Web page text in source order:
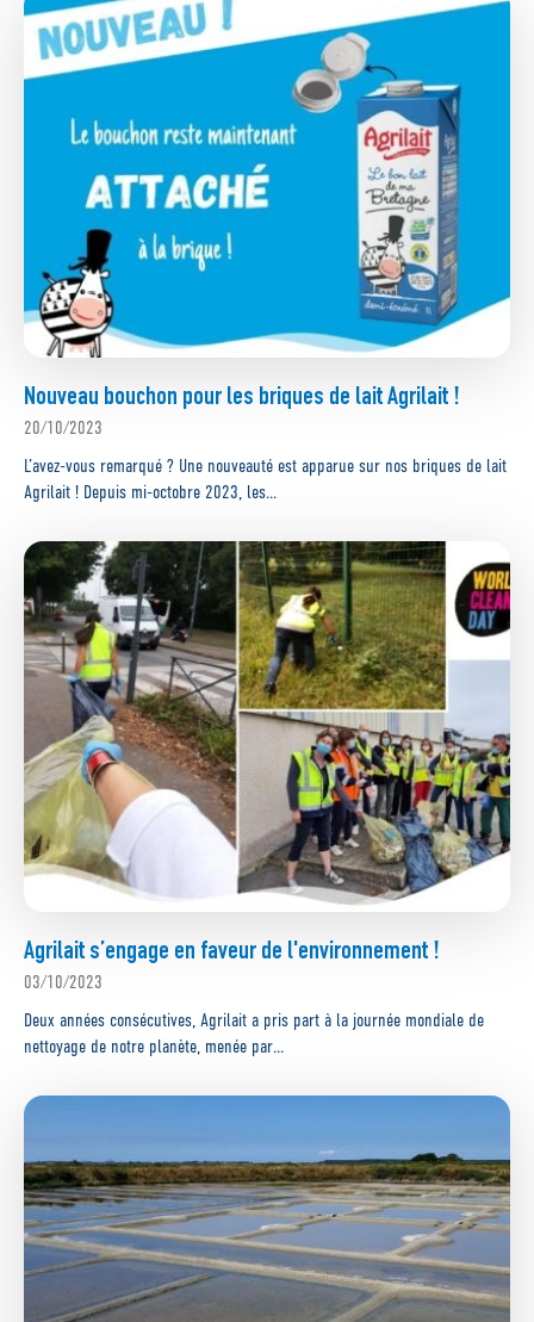
Nouveau bouchon pour les briques de lait Agrilait !
20/10/2023
L’avez-vous remarqué ? Une nouveauté est apparue sur nos briques de lait
Agrilait ! Depuis mi-octobre 2023, les...
Agrilait s’engage en faveur de l'environnement !
03/10/2023
Deux années consécutives, Agrilait a pris part à la journée mondiale de
nettoyage de notre planète, menée par...